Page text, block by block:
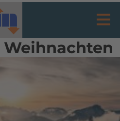
Weihnachten